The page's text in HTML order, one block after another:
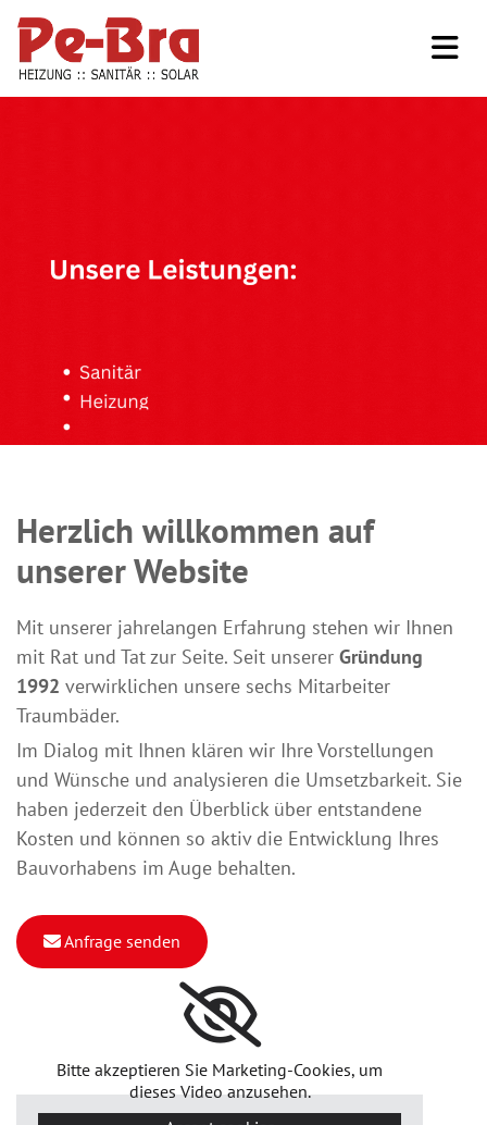
Herzlich willkommen auf
unserer Website
Mit unserer jahrelangen Erfahrung stehen wir Ihnen
mit Rat und Tat zur Seite. Seit unserer Gründung
1992 verwirklichen unsere sechs Mitarbeiter
Traumbäder.
Im Dialog mit Ihnen klären wir Ihre Vorstellungen
und Wünsche und analysieren die Umsetzbarkeit. Sie
haben jederzeit den Überblick über entstandene
Kosten und können so aktiv die Entwicklung Ihres
Bauvorhabens im Auge behalten.
Anfrage senden
Bitte akzeptieren Sie Marketing-Cookies, um
dieses Video anzusehen.